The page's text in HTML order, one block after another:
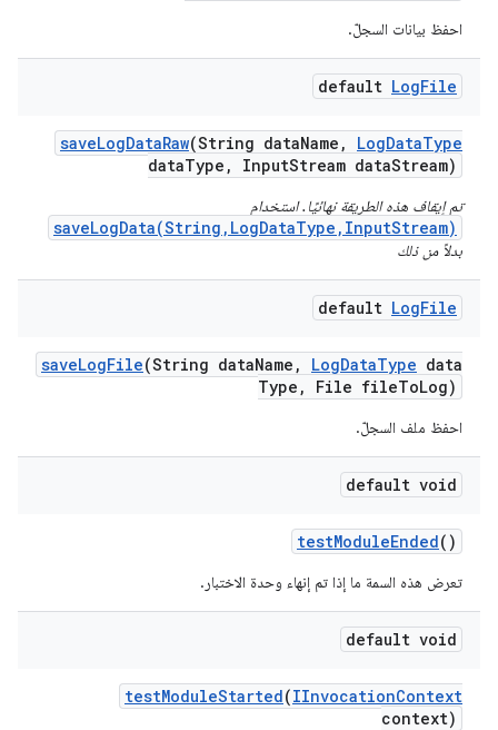
احفظ بيانات السجلّ.
default LogFile
saveLogDataRaw(String dataName , LogDataType
dataType , InputStream dataStream)
تم إيقاف هذه الطريقة نهائيًا. استخدام
saveLogData(String,LogDataType,InputStream)
بدلاً من ذلك
default LogFile
saveLogFile(String dataName , LogDataType data
Type , File fileToLog)
احفظ ملف السجلّ.
default void
testModuleEnded()
تعرض هذه السمة ما إذا تم إنهاء وحدة الاختبار.
default void
testModuleStarted(IInvocationContext
context)